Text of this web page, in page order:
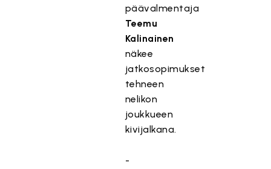
päävalmentaja
Teemu
Kalinainen
näkee
jatkosopimukset
tehneen
nelikon
joukkueen
kivijalkana.
-